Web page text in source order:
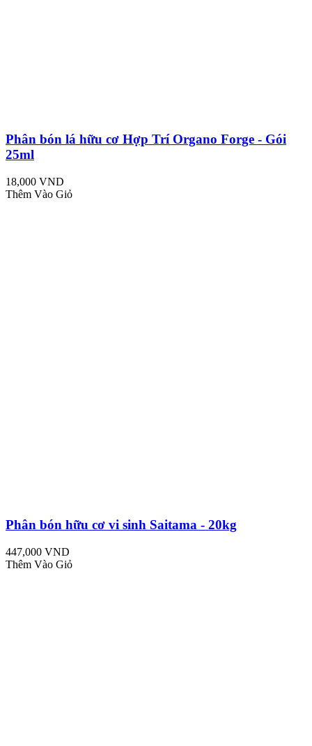
Phân bón lá hữu cơ Hợp Trí Organo Forge - Gói
25ml
18,000 VND
Thêm Vào Giỏ
Phân bón hữu cơ vi sinh Saitama - 20kg
447,000 VND
Thêm Vào Giỏ